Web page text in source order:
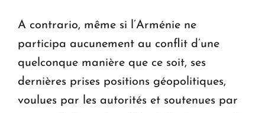
A contrario, même si l’Arménie ne
participa aucunement au conflit d’une
quelconque manière que ce soit, ses
dernières prises positions géopolitiques,
voulues par les autorités et soutenues par